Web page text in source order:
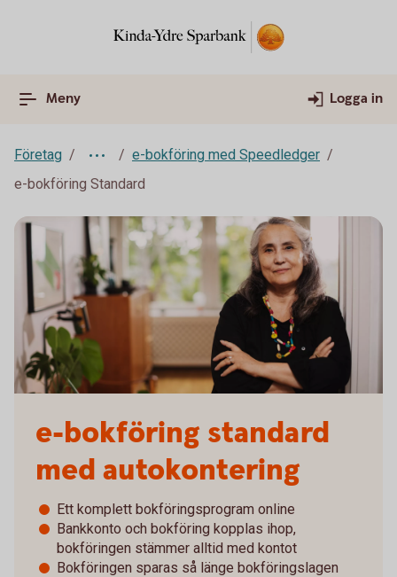
Meny Logga in
Företag
e-bokföring med Speedledger
e-bokföring Standard
e-bokföring standard
med autokontering
Ett komplett bokföringsprogram online
Bankkonto och bokföring kopplas ihop,
bokföringen stämmer alltid med kontot
Bokföringen sparas så länge bokföringslagen